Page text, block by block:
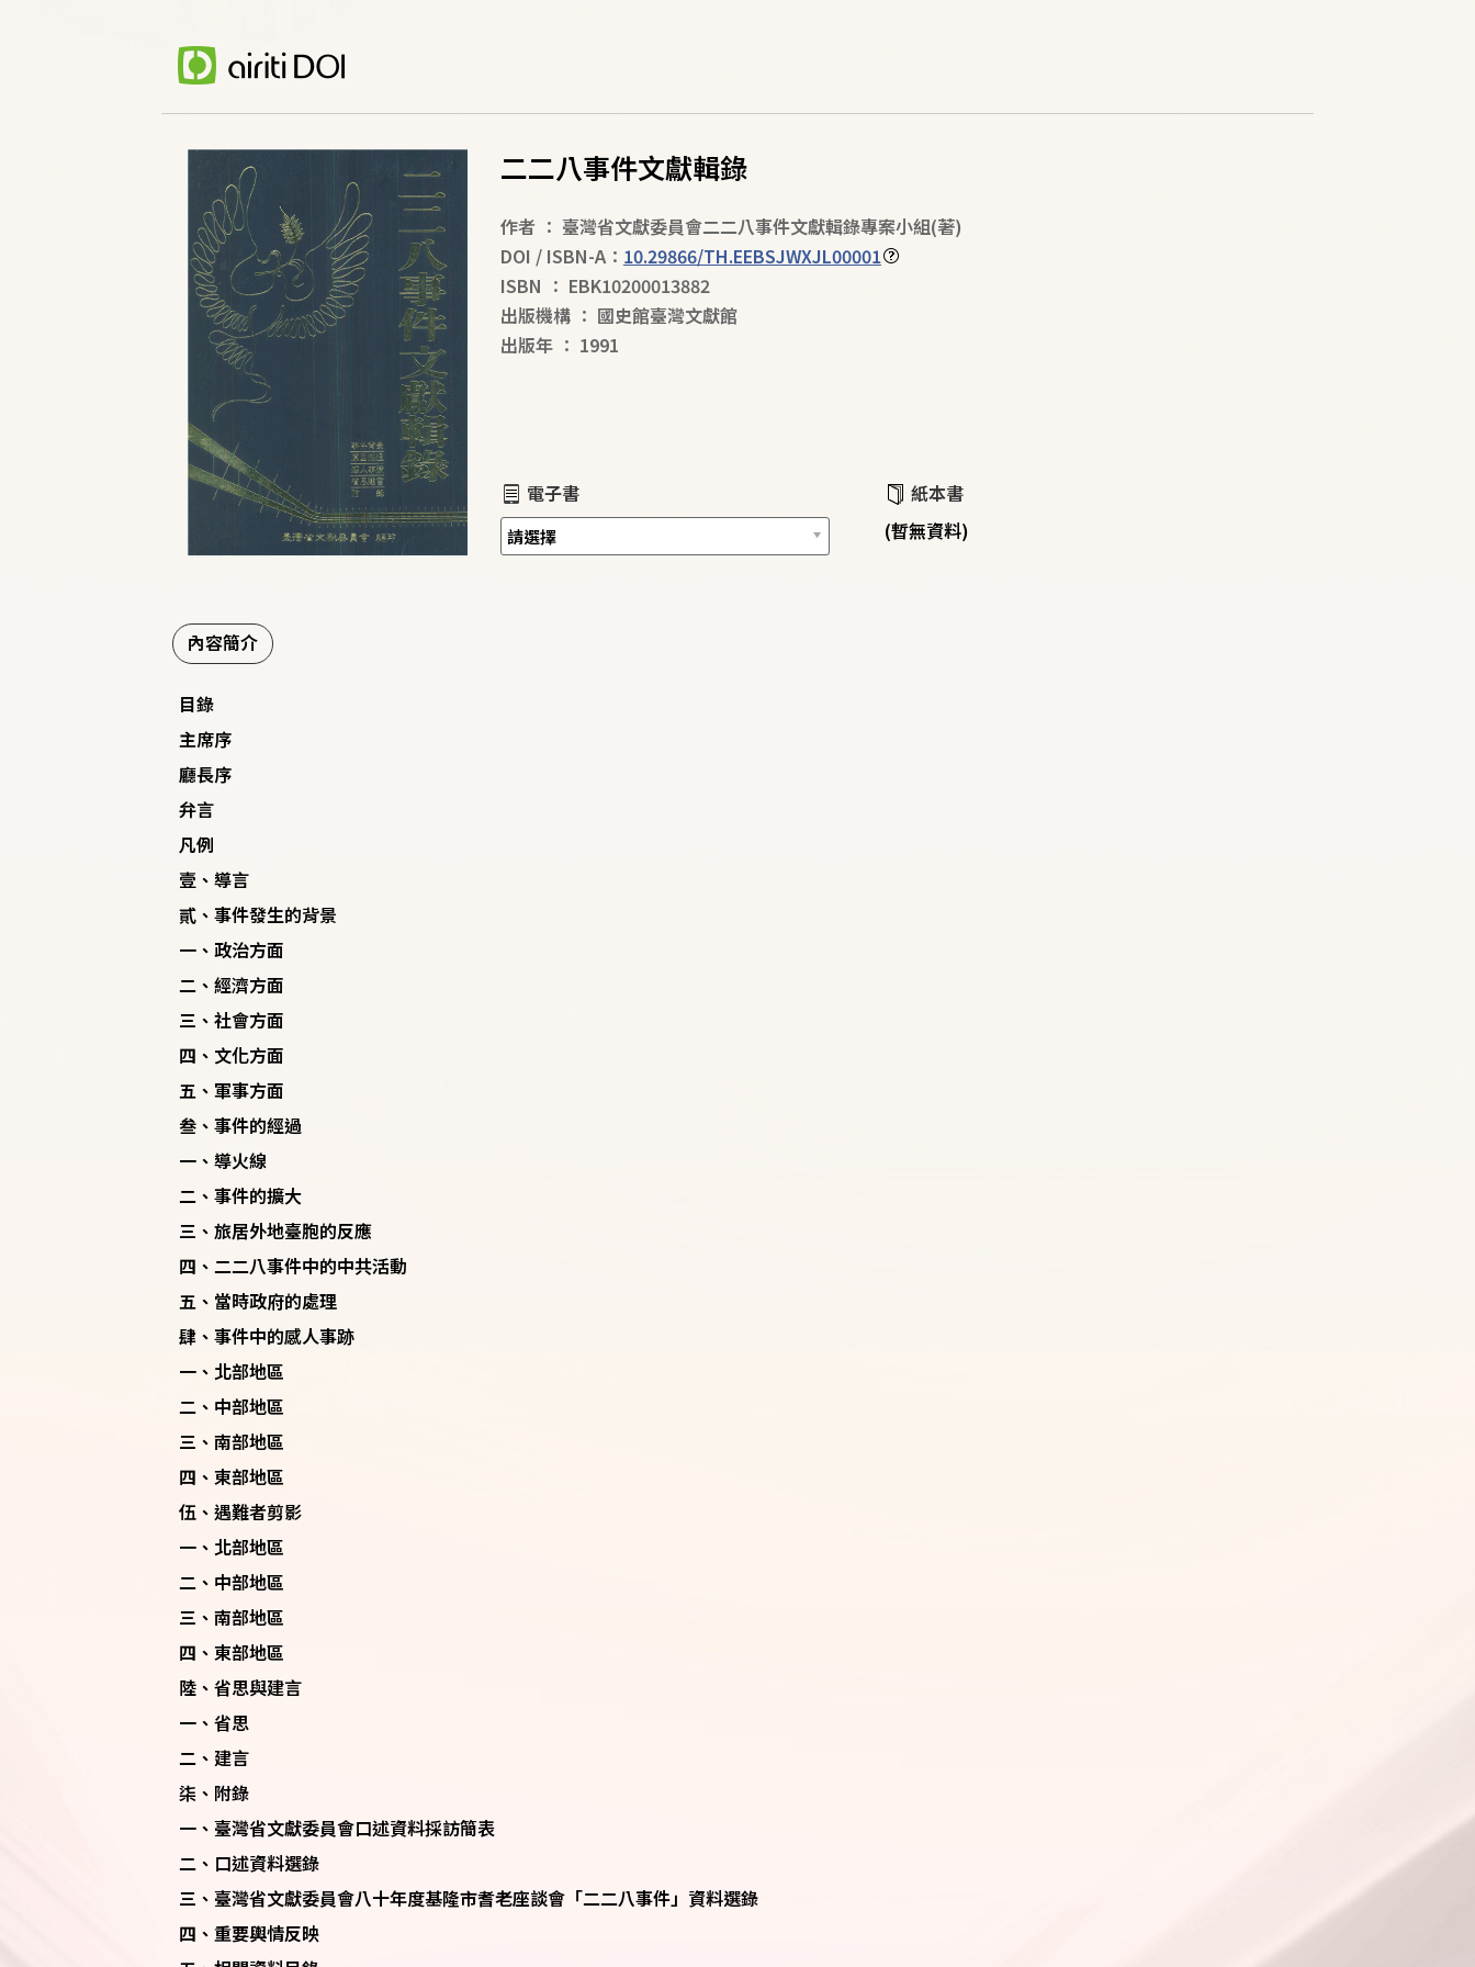
二二八事件文獻輯錄
作者 ： 臺灣省文獻委員會二二八事件文獻輯錄專案小組(著)
DOI / ISBN-A： 10.29866/TH.EEBSJWXJL00001
ISBN ： EBK10200013882
出版機構 ： 國史館臺灣文獻館
出版年 ： 1991
電子書
紙本書
(暫無資料)
內容簡介
目錄
主席序
廳長序
弁言
凡例
壹、導言
貳、事件發生的背景
一、政治方面
二、經濟方面
三、社會方面
四、文化方面
五、軍事方面
叁、事件的經過
一、導火線
二、事件的擴大
三、旅居外地臺胞的反應
四、二二八事件中的中共活動
五、當時政府的處理
肆、事件中的感人事跡
一、北部地區
二、中部地區
三、南部地區
四、東部地區
伍、遇難者剪影
一、北部地區
二、中部地區
三、南部地區
四、東部地區
陸、省思與建言
一、省思
二、建言
柒、附錄
一、臺灣省文獻委員會口述資料採訪簡表
二、口述資料選錄
三、臺灣省文獻委員會八十年度基隆市耆老座談會「二二八事件」資料選錄
四、重要輿情反映